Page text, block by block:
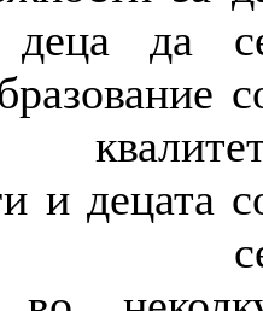
деца да
и децата